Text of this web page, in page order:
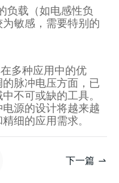
负载（如电感性负
敏感，需要特别的
多种应用中的优
脉冲电压方面，已
不可或缺的工具。
源的设计将越来越
细的应用需求。
下一篇